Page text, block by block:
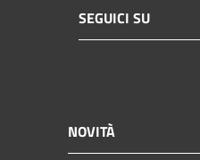
SEGUICI SU
NOVITÀ